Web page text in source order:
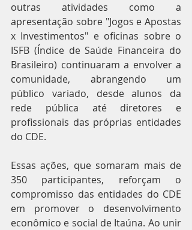
outras atividades como a
apresentação sobre "Jogos e Apostas
x Investimentos" e oficinas sobre o
ISFB (Índice de Saúde Financeira do
Brasileiro) continuaram a envolver a
comunidade, abrangendo um
público variado, desde alunos da
rede pública até diretores e
profissionais das próprias entidades
do CDE.
Essas ações, que somaram mais de
350 participantes, reforçam o
compromisso das entidades do CDE
em promover o desenvolvimento
econômico e social de Itaúna. Ao unir